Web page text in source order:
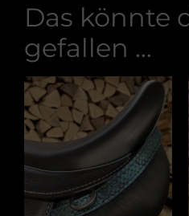
Das könnte
gefallen …